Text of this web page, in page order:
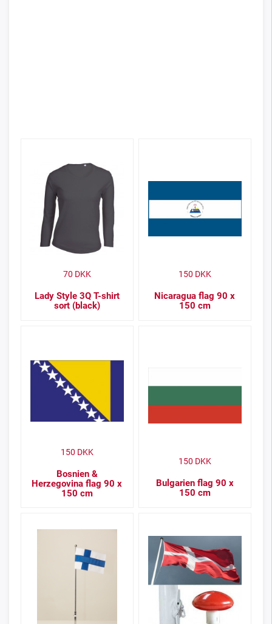
Lady Style 3Q T-shirt
sort (black)
70 DKK
Nicaragua flag 90 x
150 cm
150 DKK
Bosnien &
Herzegovina flag 90 x
150 cm
150 DKK
Bulgarien flag 90 x
150 cm
150 DKK